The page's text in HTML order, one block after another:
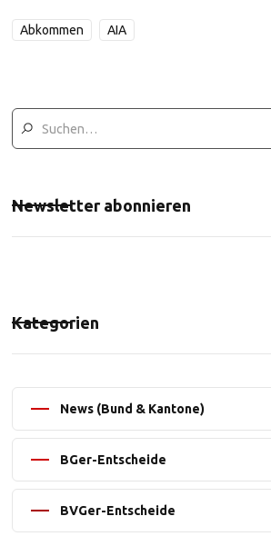
Abkommen AIA
Newsletter abonnieren
Kategorien
News (Bund & Kantone)
BGer-Entscheide
BVGer-Entscheide